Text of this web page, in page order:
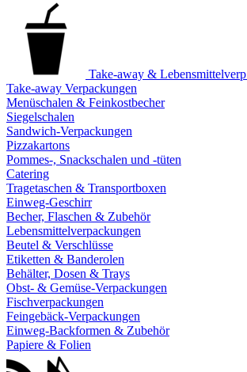
Take-away &
Take-away Verpackungen
Menüschalen & Feinkostbecher
Siegelschalen
Sandwich-Verpackungen
Pizzakartons
Pommes-, Snackschalen und -tüten
Catering
Tragetaschen & Transportboxen
Einweg-Geschirr
Becher, Flaschen & Zubehör
Lebensmittelverpackungen
Beutel & Verschlüsse
Etiketten & Banderolen
Behälter, Dosen & Trays
Obst- & Gemüse-Verpackungen
Fischverpackungen
Feingebäck-Verpackungen
Einweg-Backformen & Zubehör
Papiere & Folien